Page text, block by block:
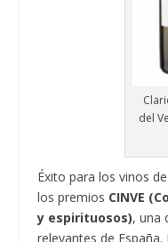
del
Éxito para los vinos
los premios CINVE
y espirituosos), una
relevantes de